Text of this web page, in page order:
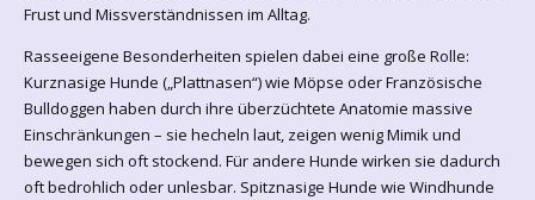
Frust und Missverständnissen im Alltag.
Rasseeigene Besonderheiten spielen dabei eine große Rolle:
Kurznasige Hunde („Plattnasen“) wie Möpse oder Französische
Bulldoggen haben durch ihre überzüchtete Anatomie massive
Einschränkungen – sie hecheln laut, zeigen wenig Mimik und
bewegen sich oft stockend. Für andere Hunde wirken sie dadurch
oft bedrohlich oder unlesbar. Spitznasige Hunde wie Windhunde